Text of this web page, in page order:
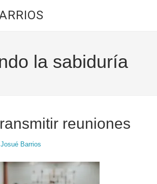
la sabiduría
reuniones
Josué Barrios